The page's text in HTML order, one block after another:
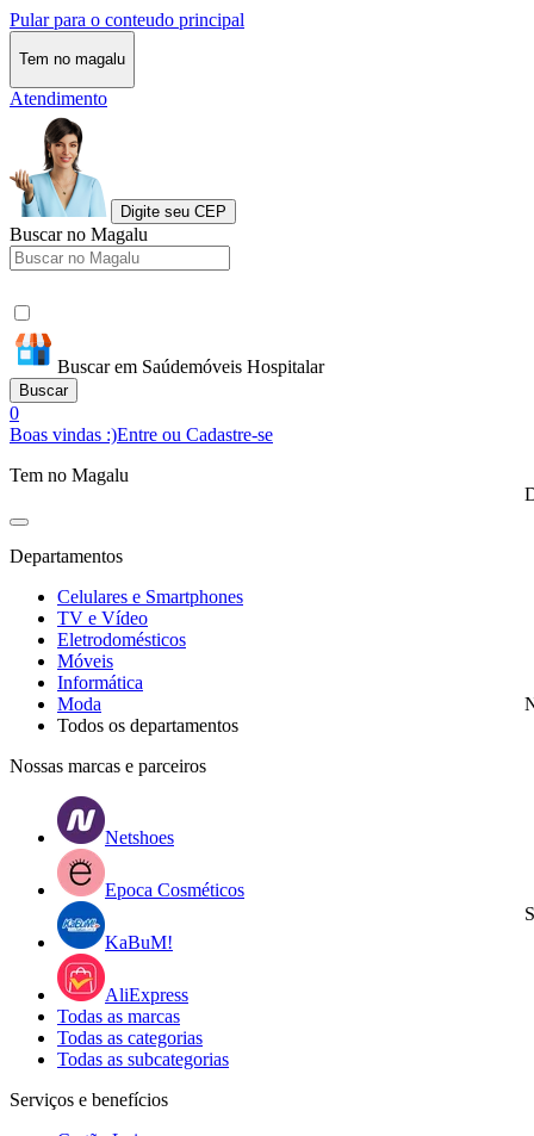
Pular para o conteudo principal
Tem no magalu
Atendimento
Digite seu CEP
Buscar no Magalu
Buscar em Saúdemóveis Hospitalar
Buscar
0
Boas vindas :)Entre ou Cadastre-se
Tem no Magalu
Departamentos
Celulares e Smartphones
TV e Vídeo
Eletrodomésticos
Móveis
Informática
Moda
Todos os departamentos
Nossas marcas e parceiros
Netshoes
Epoca Cosméticos
KaBuM!
AliExpress
Todas as marcas
Todas as categorias
Todas as subcategorias
Serviços e benefícios